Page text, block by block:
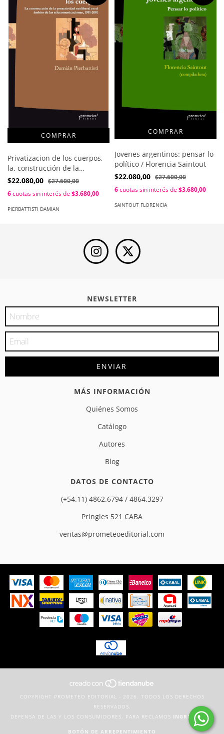
Privatizacion de los cuerpos,
la. construcción de la
proactividad neoliberal en
Pierbattisti
$22.080,00 $27.600,00
6cuotas sin interés de $3.680,00
PIERBATTISTI DAMIAN
Jovenes argentinos: pensar lo
político / Florencia Saintout
$22.080,00 $27.600,00
6cuotas sin interés de $3.680,00
SAINTOUT FLORENCIA
NEWSLETTER
MÁS INFORMACIÓN
Quiénes Somos
Catálogo
Autores
Blog
DATOS DE CONTACTO
(+54.11) 4862.6794 / 4864.3297
Pringles 521 CABA
ventas@prometeoeditorial.com
COPYRIGHT PROMETEO EDITORIAL - 2026. TODOS LOS DERECHOS
RESERVADOS.
DEFENSA DE LAS Y LOS CONSUMIDORES. PARA RECLAMOS INGRESÁ ACÁ.
BOTÓN DE ARREPENTIMIENTO